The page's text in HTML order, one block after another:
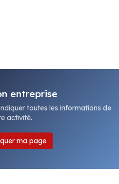
entreprise
toutes les informations de
activité.
ma page